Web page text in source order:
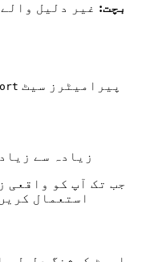
بچت: غیر دلیل
- زیادہ سے
جب تک آپ کو واقعی
استعمال